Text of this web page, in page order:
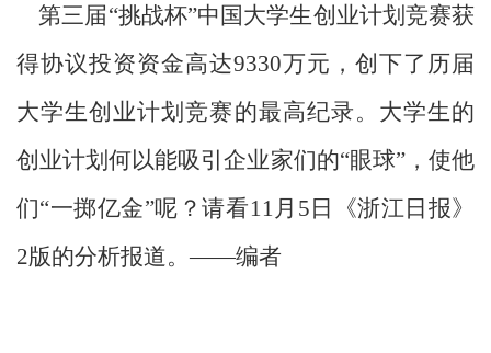
第三届“挑战杯”中国大学生创业计划竞赛获
得协议投资资金高达9330万元，创下了历届
大学生创业计划竞赛的最高纪录。大学生的
创业计划何以能吸引企业家们的“眼球”，使他
们“一掷亿金”呢？请看11月5日《浙江日报》
2版的分析报道。——编者